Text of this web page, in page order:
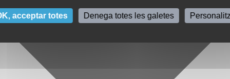
acceptar totes Denega totes les galetes